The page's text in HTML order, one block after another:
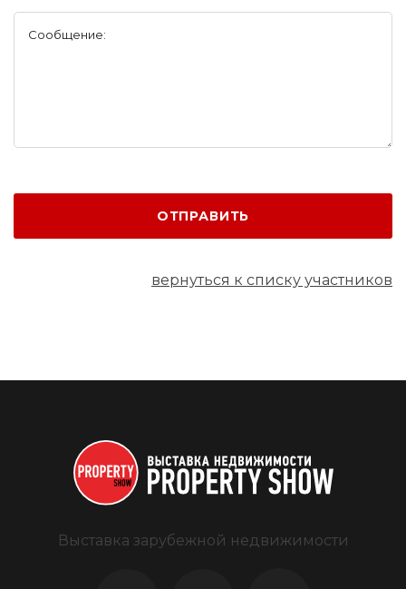
Сообщение:
ОТПРАВИТЬ
вернуться к списку участников
Выставка зарубежной недвижимости